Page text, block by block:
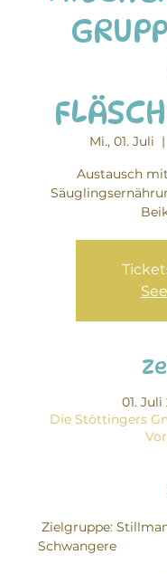
Mi., 01. Juli
  |
Austausch
01. Juli
Die Stöttingers
Zielgruppe:
Schwangere